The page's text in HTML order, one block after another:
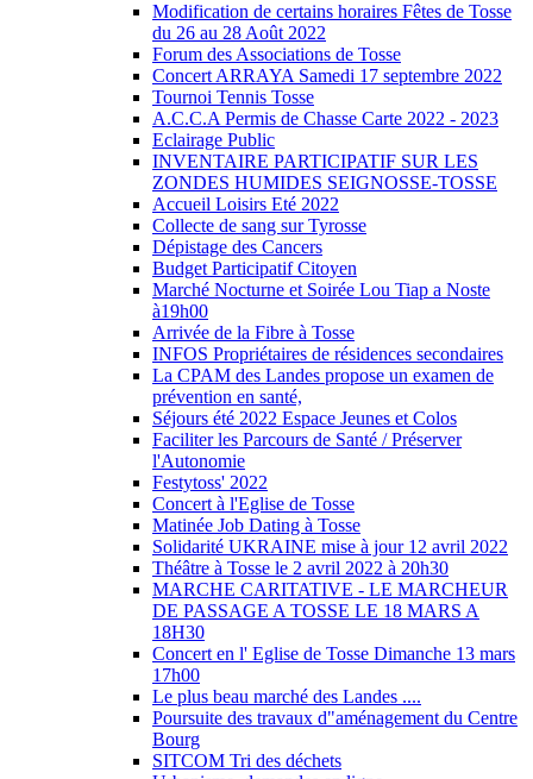
Modification de certains horaires Fêtes de Tosse
du 26 au 28 Août 2022
Forum des Associations de Tosse
Concert ARRAYA Samedi 17 septembre 2022
Tournoi Tennis Tosse
A.C.C.A Permis de Chasse Carte 2022 - 2023
Eclairage Public
INVENTAIRE PARTICIPATIF SUR LES
ZONDES HUMIDES SEIGNOSSE-TOSSE
Accueil Loisirs Eté 2022
Collecte de sang sur Tyrosse
Dépistage des Cancers
Budget Participatif Citoyen
Marché Nocturne et Soirée Lou Tiap a Noste
à19h00
Arrivée de la Fibre à Tosse
INFOS Propriétaires de résidences secondaires
La CPAM des Landes propose un examen de
prévention en santé,
Séjours été 2022 Espace Jeunes et Colos
Faciliter les Parcours de Santé / Préserver
l'Autonomie
Festytoss' 2022
Concert à l'Eglise de Tosse
Matinée Job Dating à Tosse
Solidarité UKRAINE mise à jour 12 avril 2022
Théâtre à Tosse le 2 avril 2022 à 20h30
MARCHE CARITATIVE - LE MARCHEUR
DE PASSAGE A TOSSE LE 18 MARS A
18H30
Concert en l' Eglise de Tosse Dimanche 13 mars
17h00
Le plus beau marché des Landes ....
Poursuite des travaux d"aménagement du Centre
Bourg
SITCOM Tri des déchets